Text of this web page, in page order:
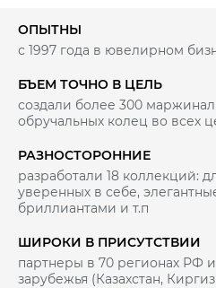
ОПЫТНЫ
с 1997 года в ювелирном
БЪЕМ ТОЧНО В ЦЕЛЬ
создали более 300
обручальных колец во всех
РАЗНОСТОРОННИЕ
разработали 18 коллекций:
уверенных в себе,
бриллиантами и т.п
ШИРОКИ В ПРИСУТСТВИИ
партнеры в 70 регионах РФ
зарубежья (Казахстан,